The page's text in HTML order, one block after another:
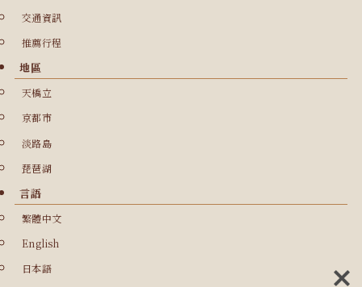
交通資訊
推薦行程
地區
天橋立
京都市
淡路島
琵琶湖
言語
繁體中文
English
日本語